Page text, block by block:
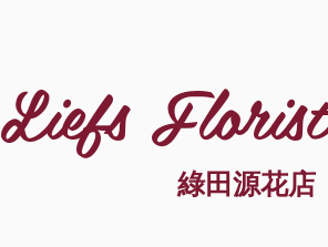
Liefs Florist
綠田源花店